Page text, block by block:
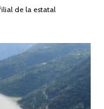
de la estatal